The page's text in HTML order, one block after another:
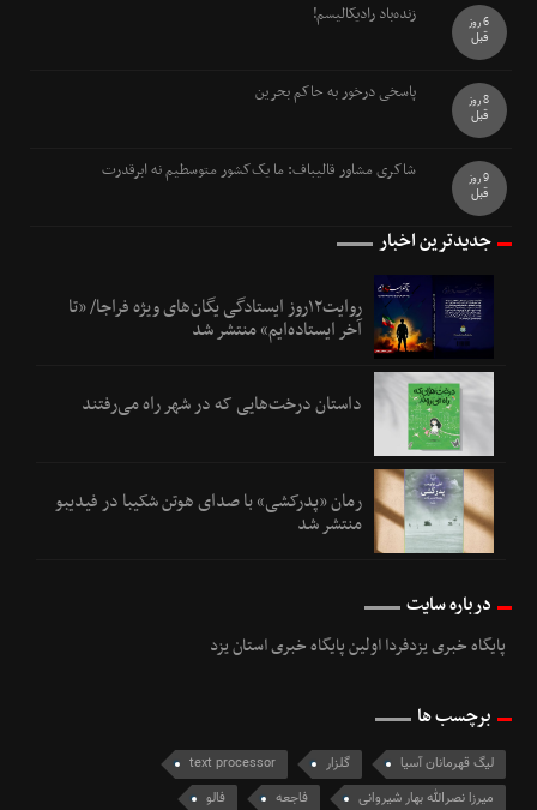
زنده‌باد رادیکالیسم!
6 روز
قبل
پاسخی درخور به حاکم بحرین
8 روز
قبل
شاکری مشاور قالیباف: ما یک‌کشور متوسطیم نه ابرقدرت
9 روز
قبل
جدیدترین اخبار
روایت۱۲روز ایستادگی یگان‌های ویژه فراجا/ «تا
آخر ایستاده‌ایم» منتشر شد
داستان درخت‌هایی که در شهر راه می‌رفتند
رمان «پدرکشی» با صدای هوتن شکیبا در فیدیبو
منتشر شد
درباره سایت
پایگاه خبری یزدفردا اولین پایگاه خبری استان یزد
برچسب ها
لیگ قهرمانان آسیا گلزار
text processor
میرزا نصرالله بهار شیروانی
فاجعه فالو